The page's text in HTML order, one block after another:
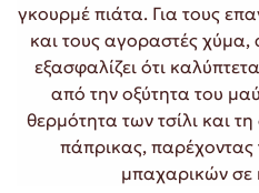
γκουρμέ πιάτα. Για τους
και τους αγοραστές χύμα,
εξασφαλίζει ότι
από την οξύτητα του
θερμότητα των τσίλι και
πάπρικας, παρέχοντας
μπαχαρικών σε